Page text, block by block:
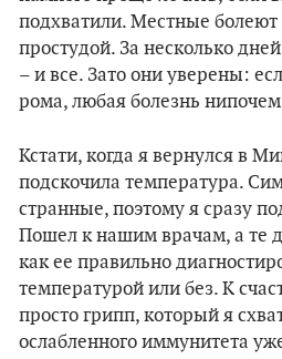
подхватили. Местные
простудой. За несколько
– и все. Зато они уверены:
рома, любая болезнь
Кстати, когда я вернулся в
подскочила температура.
странные, поэтому я сразу
Пошел к нашим врачам, а те
как ее правильно
температурой или без. К
просто грипп, который я
ослабленного иммунитета